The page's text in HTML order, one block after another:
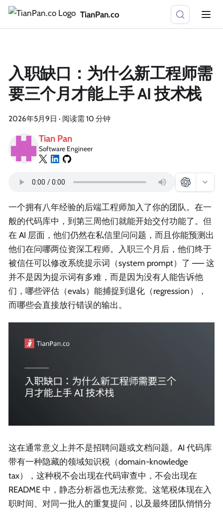
TianPan.co
入职缺口：为什么新工程师需
要三个月才能上手 AI 技术栈
2026年5月9日 · 阅读需 10 分钟
Tian Pan
Software Engineer
一个拥有八年经验的后端工程师加入了你的团队。在一
般的代码库中，到第三周他们就能开始交付功能了。但
在 AI 层面，他们仍然在私信里问问题，而且你能预测出
他们在问哪两位资深工程师。入职三个月后，他们终于
被信任可以修改系统提示词（system prompt）了 —— 这
并不是因为提示词有多难，而是因为没有人能告诉他
们，哪些评估（evals）能捕捉到退化（regression），
而哪些会直接放行错误的输出。
这在通常意义上并不是招聘问题或文档问题。AI 代码库
带有一种隐藏的领域知识税（domain-knowledge
tax），这种税不会出现在代码审查中，不会出现在
README 中，静态分析器也无法察觉。这笔税体现在入
职时间、对同一批人的重复提问，以及最终团队悄悄分